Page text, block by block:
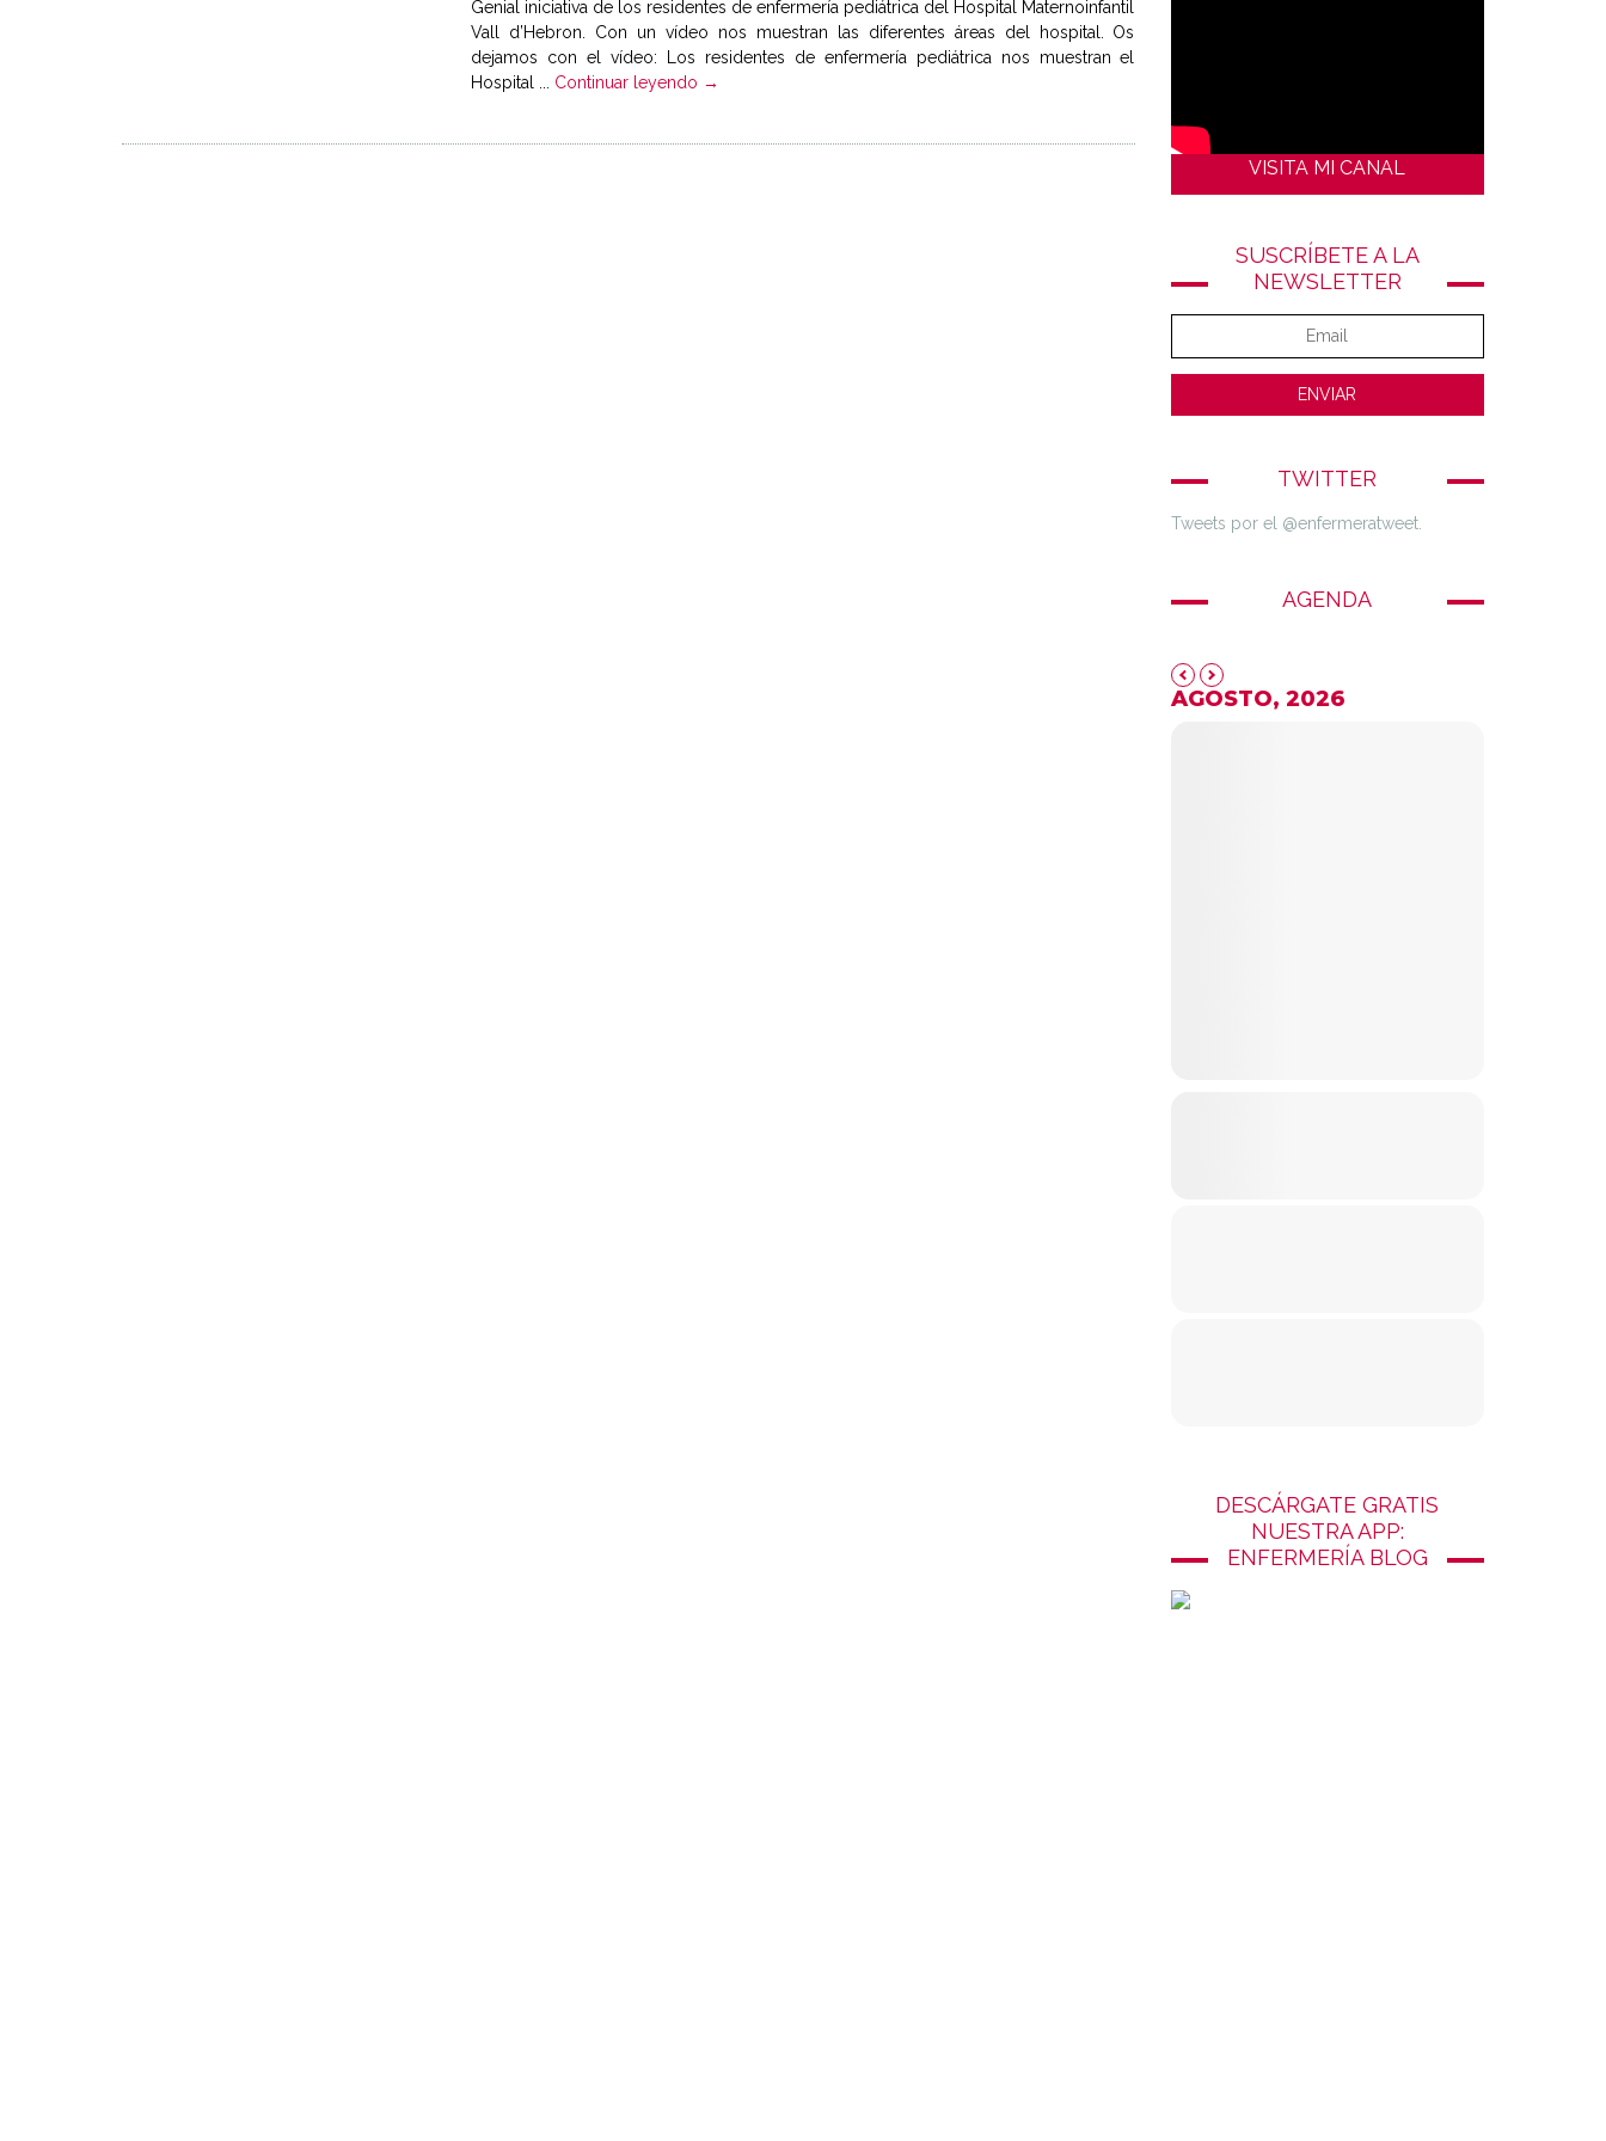
Genial iniciativa de los residentes de enfermería pediátrica del Hospital Maternoinfantil
Vall d’Hebron. Con un vídeo nos muestran las diferentes áreas del hospital. Os
dejamos con el vídeo: Los residentes de enfermería pediátrica nos muestran el
Hospital ... Continuar leyendo →
VISITA MI CANAL
SUSCRÍBETE A LA
NEWSLETTER
TWITTER
Tweets por el @enfermeratweet.
AGENDA
AGOSTO, 2026
DESCÁRGATE GRATIS
NUESTRA APP:
ENFERMERÍA BLOG